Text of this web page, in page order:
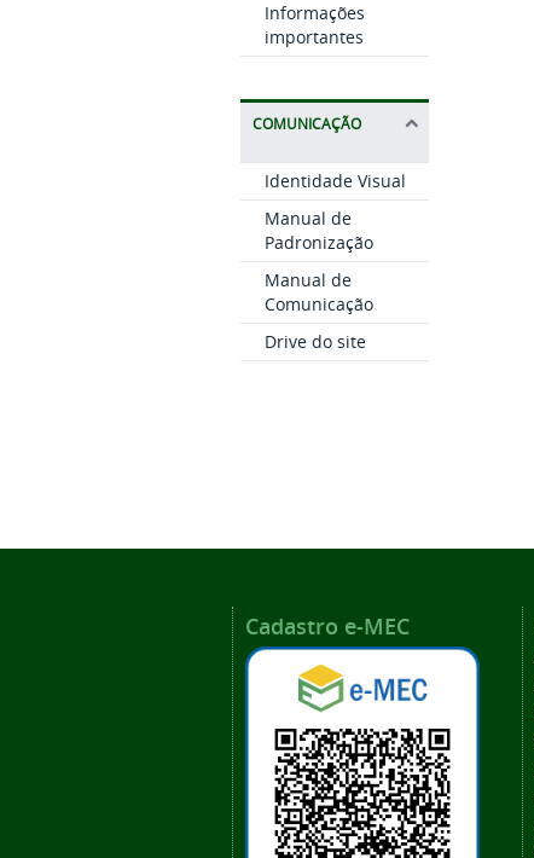
Informações
importantes
COMUNICAÇÃO
Identidade Visual
Manual de
Padronização
Manual de
Comunicação
Drive do site
Cadastro e-MEC